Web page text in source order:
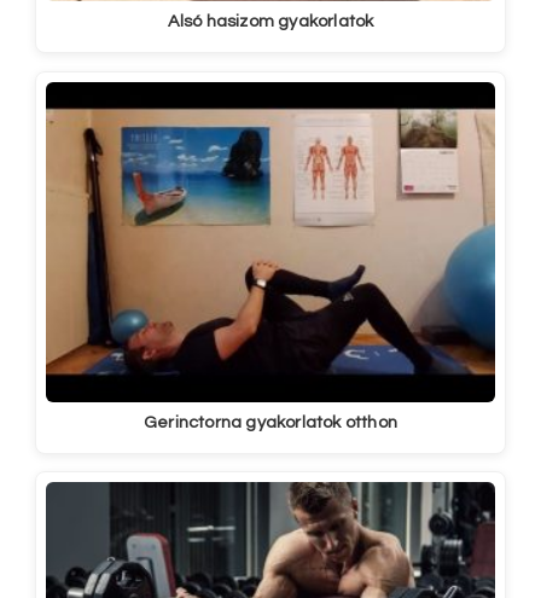
Alsó hasizom gyakorlatok
Gerinctorna gyakorlatok otthon